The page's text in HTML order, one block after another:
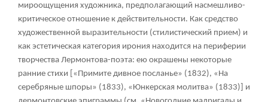
мироощущения художника, предполагающий насмешливо-
критическое отношение к действительности. Как средство
художественной выразительности (стилистический прием) и
как эстетическая категория ирония находится на периферии
творчества Лермонтова-поэта: ею окрашены некоторые
ранние стихи [«Примите дивное посланье» (1832), «На
серебряные шпоры» (1833), «Юнкерская молитва» (1833)] и